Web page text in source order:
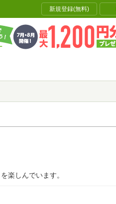
新規登録(無料)
楽しんでいます。